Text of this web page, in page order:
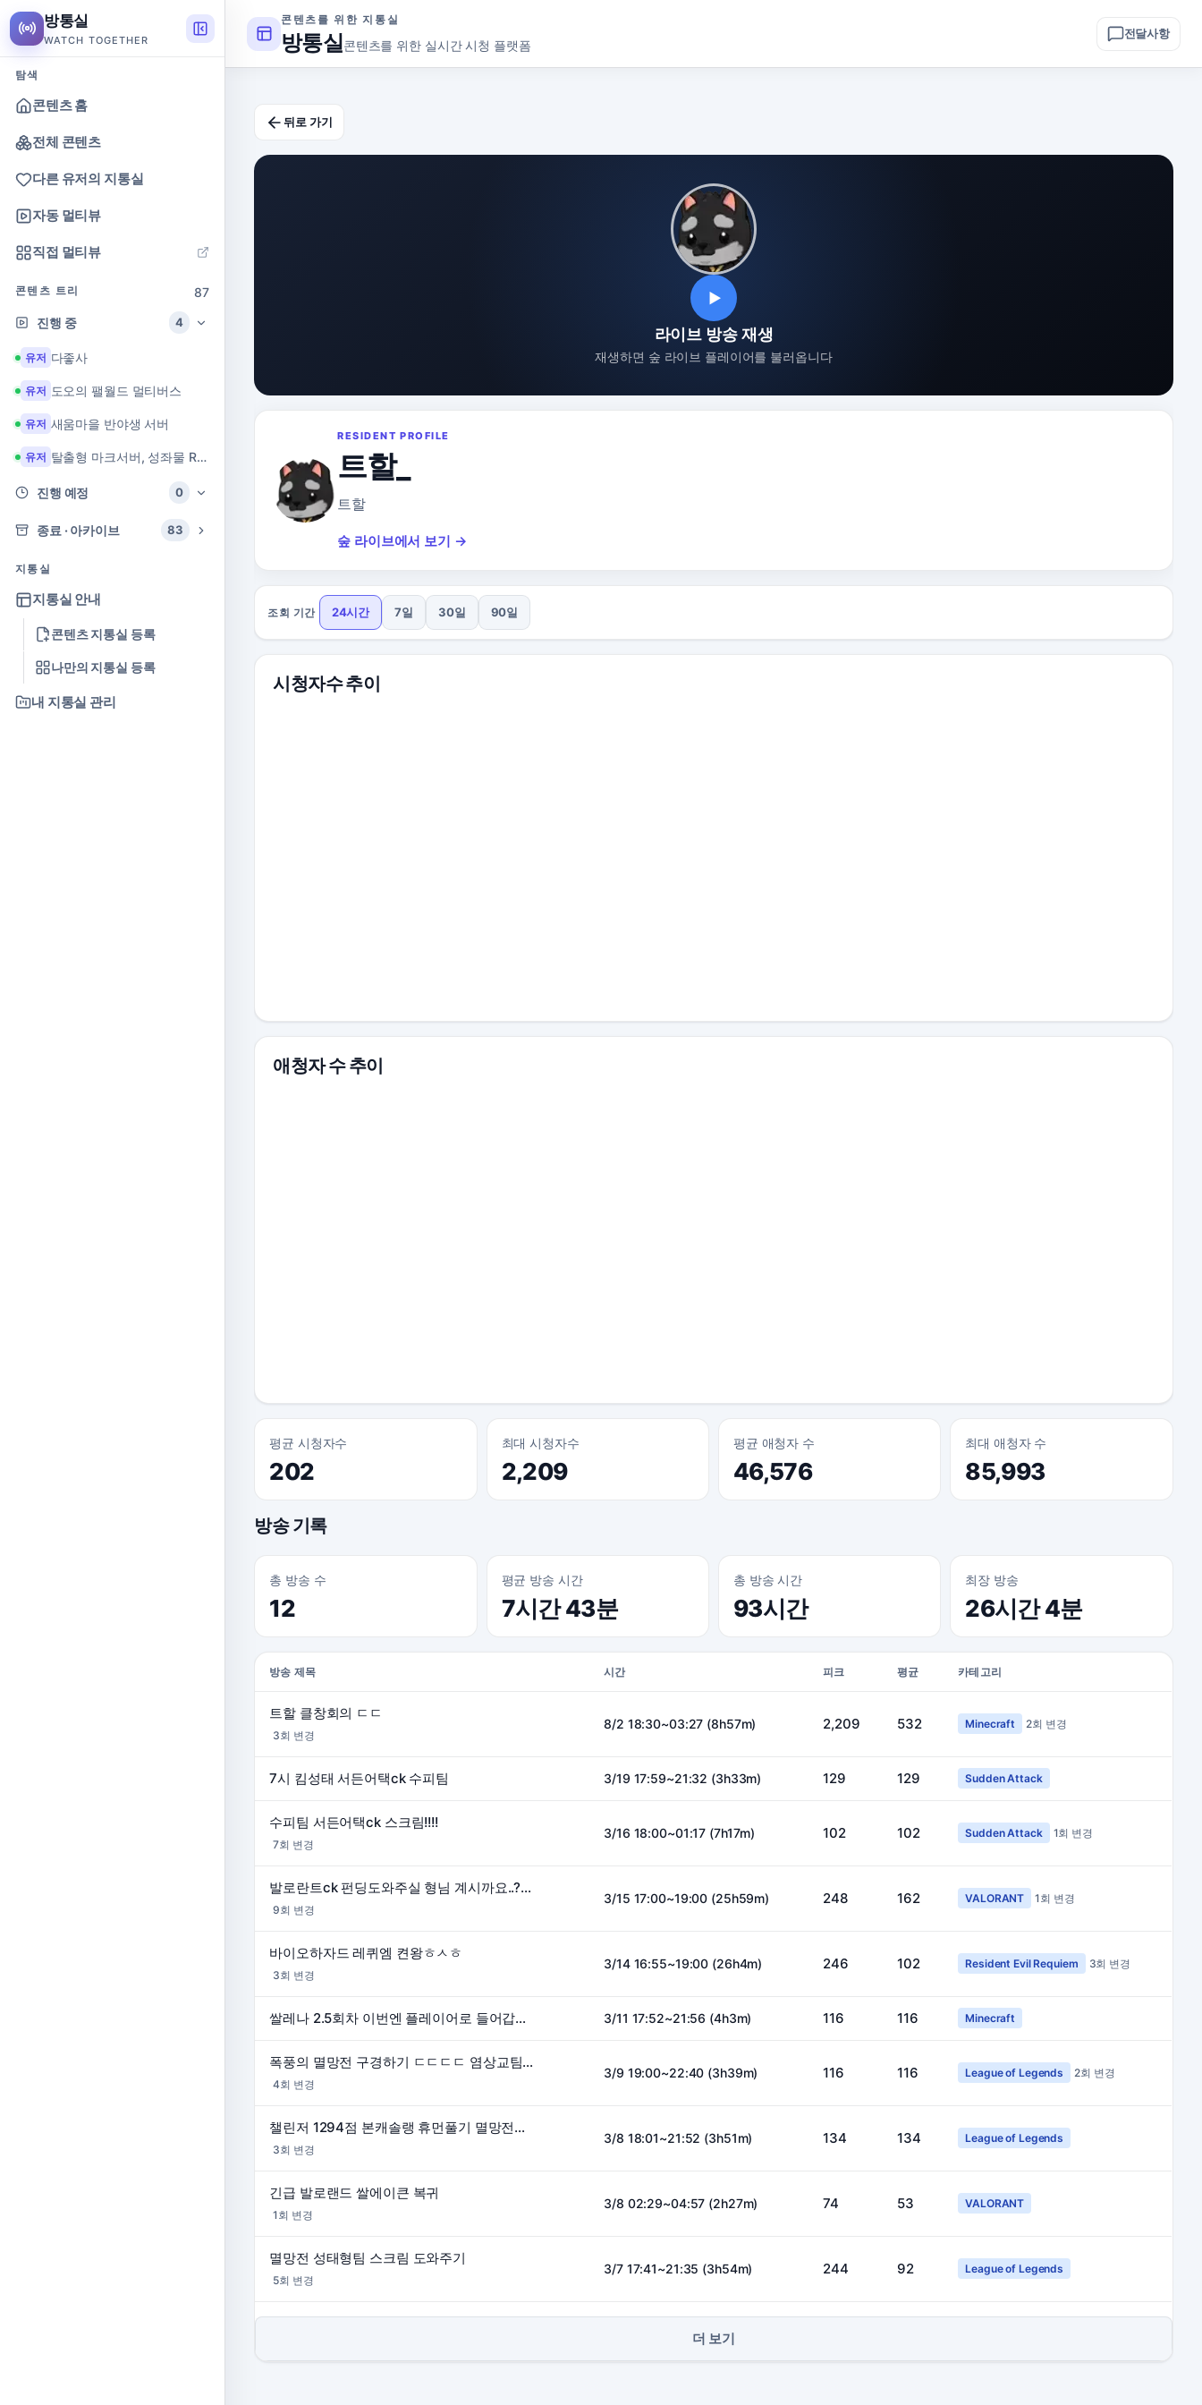
방통실
WATCH TOGETHER
탐색
콘텐츠 홈
전체 콘텐츠
다른 유저의 지통실
자동 멀티뷰
직접 멀티뷰
콘텐츠 트리
87
진행 중
4
유저 다좋사
유저 도오의 팰월드 멀티버스
유저 새움마을 반야생 서버
유저 탈출형 마크서버, 성좌물 RPG 마크서버
진행 예정 0
종료 · 아카이브 83
지통실
지통실 안내
콘텐츠 지통실 등록
나만의 지통실 등록
내 지통실 관리
콘텐츠를 위한 지통실
방통실콘텐츠를 위한 실시간 시청 플랫폼
전달사항
뒤로 가기
▶
라이브 방송 재생
재생하면 숲 라이브 플레이어를 불러옵니다
RESIDENT PROFILE
트할_
트할
숲 라이브에서 보기 →
조회 기간 24시간 7일 30일 90일
시청자수 추이
애청자 수 추이
평균 시청자수
202
최대 시청자수
2,209
평균 애청자 수
46,576
최대 애청자 수
85,993
방송 기록
총 방송 수
12
평균 방송 시간
7시간 43분
총 방송 시간
93시간
최장 방송
26시간 4분
방송 제목 시간 피크 평균 카테고리
트할 클창회의 ㄷㄷ
3회 변경
8/2 18:30~03:27 (8h57m) 2,209 532 Minecraft 2회 변경
7시 킴성태 서든어택ck 수피팀 3/19 17:59~21:32 (3h33m) 129 129 Sudden Attack
수피팀 서든어택ck 스크림!!!!
7회 변경
3/16 18:00~01:17 (7h17m) 102 102 Sudden Attack 1회 변경
발로란트ck 펀딩도와주실 형님 계시까요..?? vs수피
9회 변경
3/15 17:00~19:00 (25h59m) 248 162 VALORANT 1회 변경
바이오하자드 레퀴엠 켠왕ㅎㅅㅎ
3회 변경
3/14 16:55~19:00 (26h4m) 246 102 Resident Evil Requiem 3회 변경
쌀레나 2.5회차 이번엔 플레이어로 들어갑니다 3/11 17:52~21:56 (4h3m) 116 116 Minecraft
폭풍의 멸망전 구경하기 ㄷㄷㄷㄷ 염상교팀vs임아니팀
4회 변경
3/9 19:00~22:40 (3h39m) 116 116 League of Legends 2회 변경
챌린저 1294점 본캐솔랭 휴먼풀기 멸망전끝나고 증칼ckㄷㄱㄷㄱ
3회 변경
3/8 18:01~21:52 (3h51m) 134 134 League of Legends
긴급 발로랜드 쌀에이큰 복귀
1회 변경
3/8 02:29~04:57 (2h27m) 74 53 VALORANT
멸망전 성태형팀 스크림 도와주기
5회 변경
3/7 17:41~21:35 (3h54m) 244 92 League of Legends
더 보기